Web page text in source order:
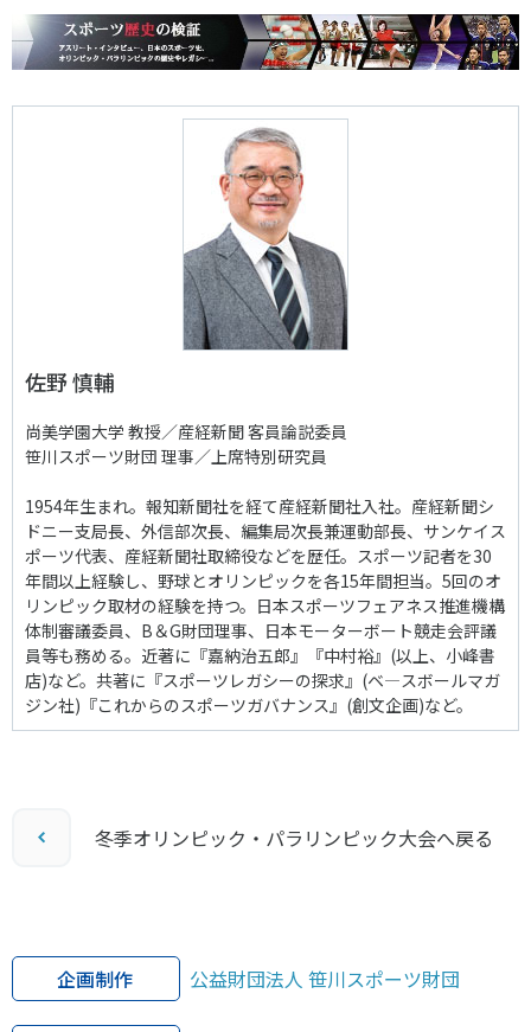
佐野 慎輔
尚美学園大学 教授／産経新聞 客員論説委員
笹川スポーツ財団 理事／上席特別研究員
1954年生まれ。報知新聞社を経て産経新聞社入社。産経新聞シ
ドニー支局長、外信部次長、編集局次長兼運動部長、サンケイス
ポーツ代表、産経新聞社取締役などを歴任。スポーツ記者を30
年間以上経験し、野球とオリンピックを各15年間担当。5回のオ
リンピック取材の経験を持つ。日本スポーツフェアネス推進機構
体制審議委員、B＆G財団理事、日本モーターボート競走会評議
員等も務める。近著に『嘉納治五郎』『中村裕』(以上、小峰書
店)など。共著に『スポーツレガシーの探求』(ベ―スボールマガ
ジン社)『これからのスポーツガバナンス』(創文企画)など。
冬季オリンピック・パラリンピック大会へ戻る
企画制作 公益財団法人 笹川スポーツ財団